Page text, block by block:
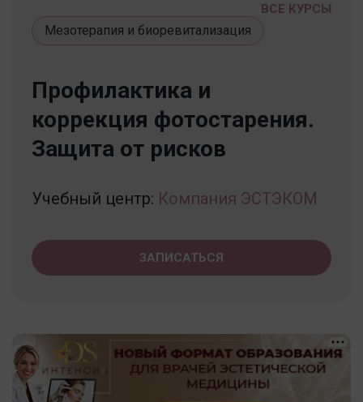
ВСЕ КУРСЫ
Мезотерапия и биоревитализация
Профилактика и
коррекция фотостарения.
Защита от рисков
Учебный центр: Компания ЭСТЭКОМ
ЗАПИСАТЬСЯ